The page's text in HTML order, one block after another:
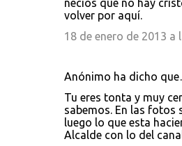
necios que no hay
volver por aquí.
18 de enero de 2013 a
Anónimo ha dicho
Tu eres tonta y muy
sabemos. En las fotos
luego lo que esta
Alcalde con lo del